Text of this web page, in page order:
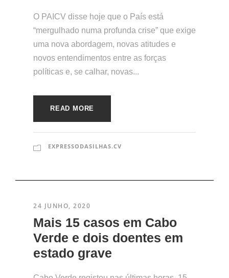
O PAICV disse hoje que o País está
“mergulhado numa profunda crise” que exige
uma nova abordagem, novas atitudes e
novos entendimentos entre as forças
políticas e, se calhar, novas...
READ MORE
EXPRESSODASILHAS.CV
24 JUNHO, 2020
Mais 15 casos em Cabo
Verde e dois doentes em
estado grave